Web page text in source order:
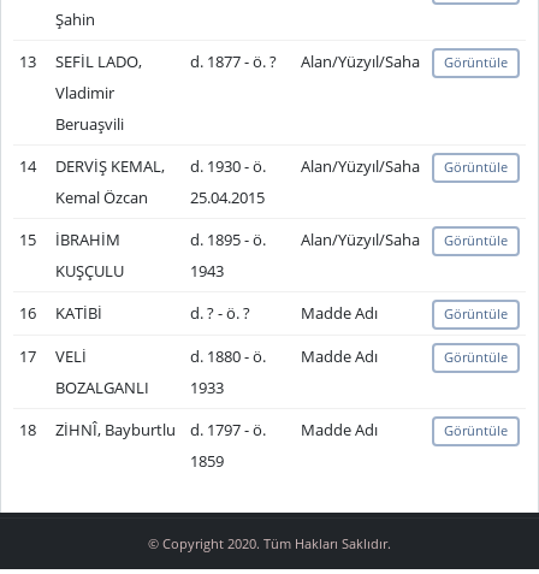
Şahin
13
SEFİL LADO,
Vladimir
Beruaşvili
d. 1877 - ö. ? Alan/Yüzyıl/Saha Görüntüle
14
DERVİŞ KEMAL,
Kemal Özcan
d. 1930 - ö.
25.04.2015
Alan/Yüzyıl/Saha Görüntüle
15
İBRAHİM
KUŞÇULU
d. 1895 - ö.
1943
Alan/Yüzyıl/Saha Görüntüle
16 KATİBİ d. ? - ö. ? Madde Adı Görüntüle
17
VELİ
BOZALGANLI
d. 1880 - ö.
1933
Madde Adı Görüntüle
18 ZİHNÎ, Bayburtlu
d. 1797 - ö.
1859
Madde Adı Görüntüle
© Copyright 2020. Tüm Hakları Saklıdır.